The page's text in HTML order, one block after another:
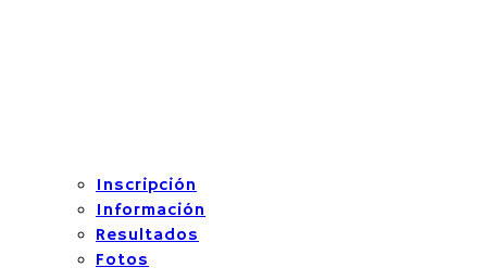
Inscripción
Información
Resultados
Fotos